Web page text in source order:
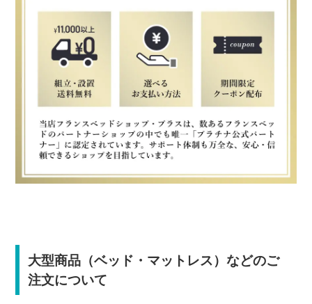
大型商品（ベッド・マットレス）などのご
注文について